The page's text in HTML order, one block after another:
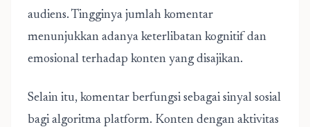
audiens. Tingginya jumlah komentar
menunjukkan adanya keterlibatan kognitif dan
emosional terhadap konten yang disajikan.
Selain itu, komentar berfungsi sebagai sinyal sosial
bagi algoritma platform. Konten dengan aktivitas